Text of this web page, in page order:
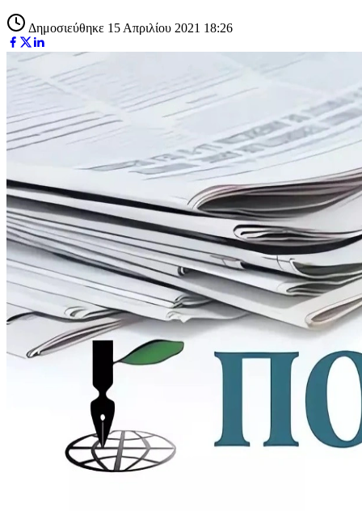
Δημοσιεύθηκε 15 Απριλίου 2021 18:26